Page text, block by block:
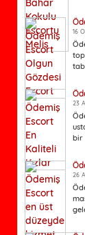
16
23
bir
26